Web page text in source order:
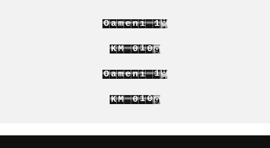
Oameni
1
2
1
KM
011
6
7
Oameni
1
2
1
KM
011
6
7